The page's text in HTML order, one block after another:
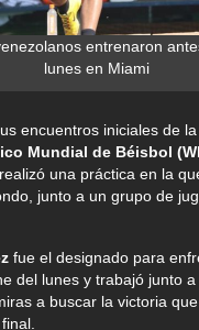
entrenaron
lunes en Miami
encuentros iniciales de la
Mundial de Béisbol
una práctica en la
junto a un grupo de
fue el designado para
del lunes y trabajó junto
a buscar la victoria